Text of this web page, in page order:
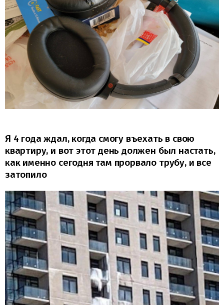
Я 4 года ждал, когда смогу въехать в свою
квартиру, и вот этот день должен был настать,
как именно сегодня там прорвало трубу, и все
затопило